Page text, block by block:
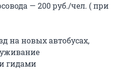
— 200 руб./чел. ( при
на новых автобусах,
гидами